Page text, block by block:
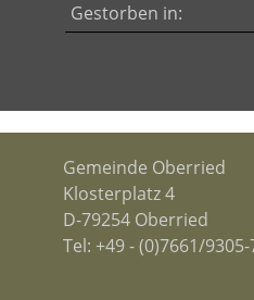
Gestorben in:
Gemeinde Oberried
Klosterplatz 4
D-79254 Oberried
Tel: +49 - (0)7661/